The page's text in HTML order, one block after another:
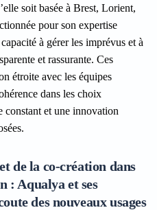
soit basée à Brest, Lorient,
pour son expertise
à gérer les imprévus et à
et rassurante. Ces
étroite avec les équipes
dans les choix
constant et une innovation
de la co-création dans
: Aqualya et ses
des nouveaux usages